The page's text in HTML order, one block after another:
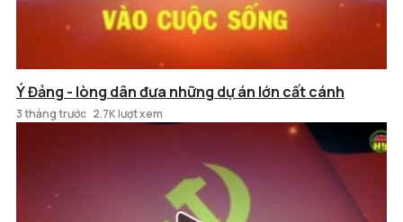
Ý Đảng - lòng dân đưa những dự án lớn cất cánh
3 tháng trước 2.7K lượt xem